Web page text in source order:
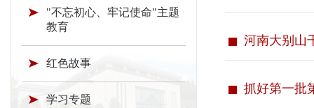
"不忘初心、牢记使命"主题
教育
红色故事
学习专题
河南大别山干
抓好第一批